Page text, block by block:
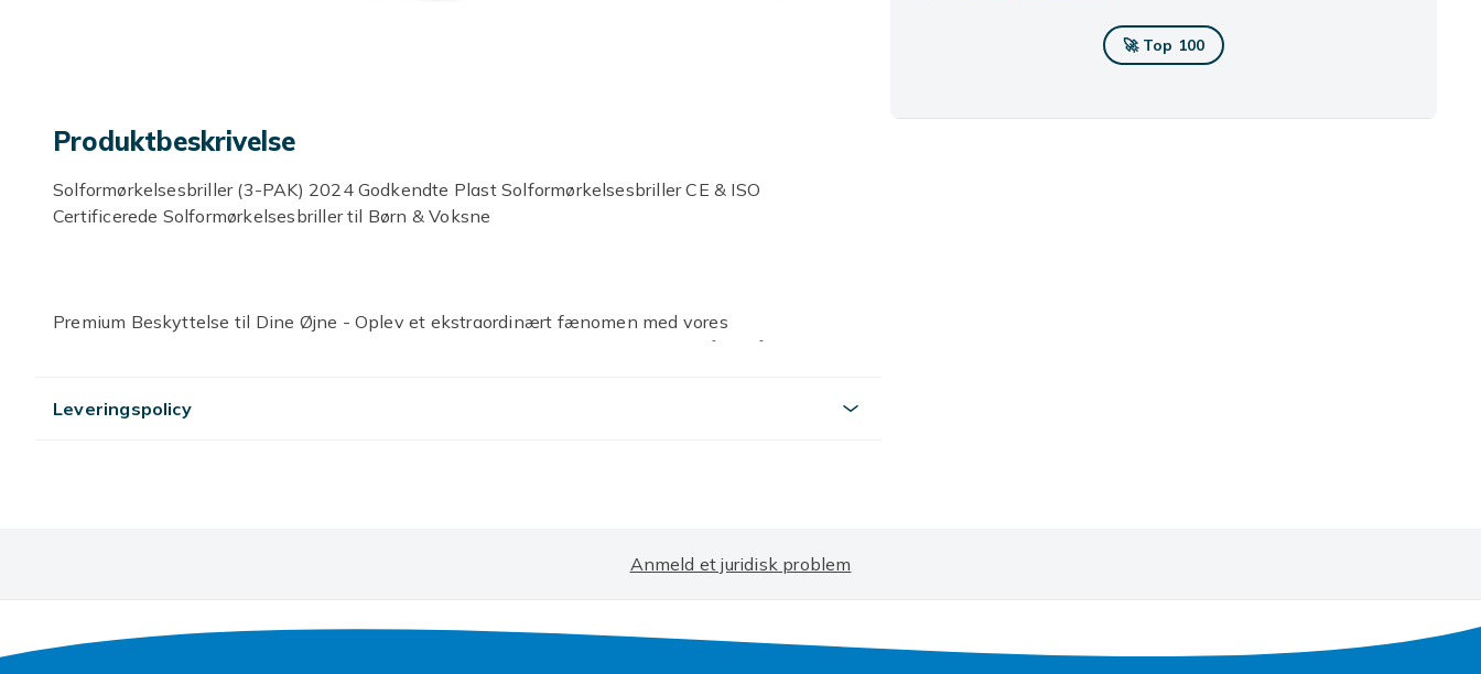
Produktbeskrivelse
Solformørkelsesbriller (3-PAK) 2024 Godkendte Plast Solformørkelsesbriller CE & ISO
Certificerede Solformørkelsesbriller til Børn & Voksne
Premium Beskyttelse til Dine Øjne - Oplev et ekstraordinært fænomen med vores
solformørkelsesbriller! Vores solbriller beskytter dine øjne mod skadelige UV-stråler, så du sikkert
Astronomical Society, har vores solformørkelsesbriller en tyk papkonstruktion & overlegne linser,
Leveringspolicy
🚀 Top 100
Anmeld et juridisk problem